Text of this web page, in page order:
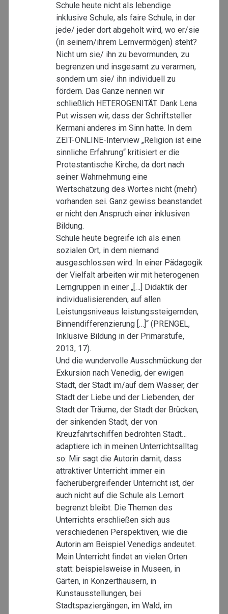
Schule heute nicht als lebendige
inklusive Schule, als faire Schule, in der
jede/ jeder dort abgeholt wird, wo er/sie
(in seinem/ihrem Lernvermögen) steht?
Nicht um sie/ ihn zu bevormunden, zu
begrenzen und insgesamt zu verarmen,
sondern um sie/ ihn individuell zu
fördern. Das Ganze nennen wir
schließlich HETEROGENITÄT. Dank Lena
Put wissen wir, dass der Schriftsteller
Kermani anderes im Sinn hatte. In dem
ZEIT-ONLINE-Interview „Religion ist eine
sinnliche Erfahrung“ kritisiert er die
Protestantische Kirche, da dort nach
seiner Wahrnehmung eine
Wertschätzung des Wortes nicht (mehr)
vorhanden sei. Ganz gewiss beanstandet
er nicht den Anspruch einer inklusiven
Bildung.
Schule heute begreife ich als einen
sozialen Ort, in dem niemand
ausgeschlossen wird. In einer Pädagogik
der Vielfalt arbeiten wir mit heterogenen
Lerngruppen in einer „[…] Didaktik der
individualisierenden, auf allen
Leistungsniveaus leistungssteigernden,
Binnendifferenzierung […]“ (PRENGEL,
Inklusive Bildung in der Primarstufe,
2013, 17).
Und die wundervolle Ausschmückung der
Exkursion nach Venedig, der ewigen
Stadt, der Stadt im/auf dem Wasser, der
Stadt der Liebe und der Liebenden, der
Stadt der Träume, der Stadt der Brücken,
der sinkenden Stadt, der von
Kreuzfahrtschiffen bedrohten Stadt…
adaptiere ich in meinen Unterrichtsalltag
so: Mir sagt die Autorin damit, dass
attraktiver Unterricht immer ein
fächerübergreifender Unterricht ist, der
auch nicht auf die Schule als Lernort
begrenzt bleibt. Die Themen des
Unterrichts erschließen sich aus
verschiedenen Perspektiven, wie die
Autorin am Beispiel Venedigs andeutet.
Mein Unterricht findet an vielen Orten
statt: beispielsweise in Museen, in
Gärten, in Konzerthäusern, in
Kunstausstellungen, bei
Stadtspaziergängen, im Wald, im